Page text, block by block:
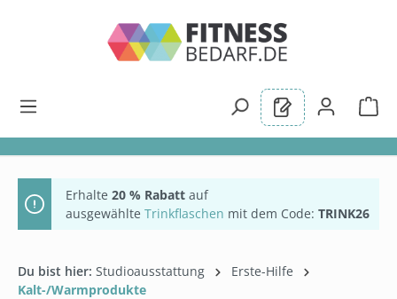
Erhalte 20 % Rabatt auf
ausgewählte Trinkflaschen mit dem Code: TRINK26
Du bist hier: Studioausstattung
Erste-Hilfe
Kalt-/Warmprodukte